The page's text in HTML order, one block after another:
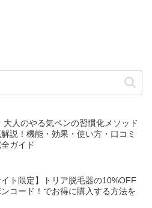
大人のやる気ペンの習慣化メソッド
説！機能・効果・使い方・口コミ
ガイド
イト限定】トリア脱毛器の10%OFF
コード！でお得に購入する方法を